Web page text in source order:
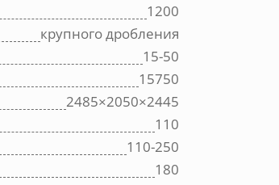
1200
крупного дробления
15-50
15750
2485×2050×2445
110
110-250
180